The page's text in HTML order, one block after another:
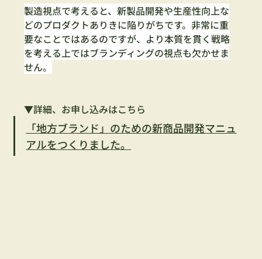
製造視点で考えると、新製品開発や生産性向上な
どのプロダクトありきに陥りがちです。非常に重
要なことではあるのですが、より本質を貫く戦略
を考える上ではブランディングの視点も欠かせま
せん。
▼詳細、お申し込みはこちら
「地方ブランド」のための新商品開発マニュ
アルをつくりました。